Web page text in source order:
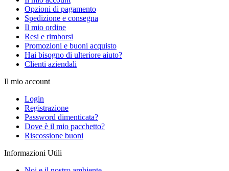
Opzioni di pagamento
Spedizione e consegna
Il mio ordine
Resi e rimborsi
Promozioni e buoni acquisto
Hai bisogno di ulteriore aiuto?
Clienti aziendali
Il mio account
Login
Registrazione
Password dimenticata?
Dove è il mio pacchetto?
Riscossione buoni
Informazioni Utili